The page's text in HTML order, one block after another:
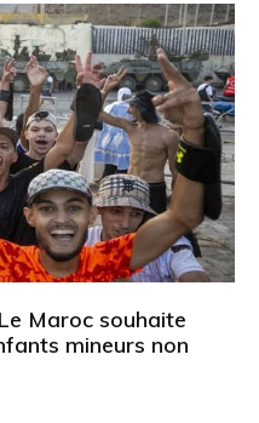
Maroc souhaite
mineurs non